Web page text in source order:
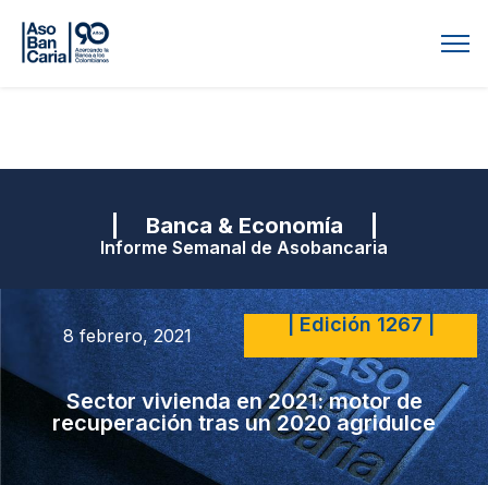
| Banca & Economía |
Informe Semanal de Asobancaria
8 febrero, 2021 | Edición 1267 |
Sector vivienda en 2021: motor de
recuperación tras un 2020 agridulce